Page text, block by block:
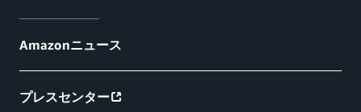
Amazonニュース
プレスセンター